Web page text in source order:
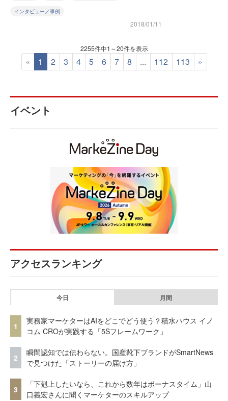
インタビュー／事例
2018/01/11
2255件中1～20件を表示
« 1 2 3 4 5 6 7 8 ... 112 113 »
イベント
アクセスランキング
今日 月間
1
実務家マーケターはAIをどこでどう使う？積水ハウス イノ
コム CROが実践する「5Sフレームワーク」
2
瞬間認知では伝わらない。国産靴下ブランドがSmartNews
で見つけた「ストーリーの届け方」
3
「下剋上したいなら、これから数年はボーナスタイム」山
口義宏さんに聞くマーケターのスキルアップ